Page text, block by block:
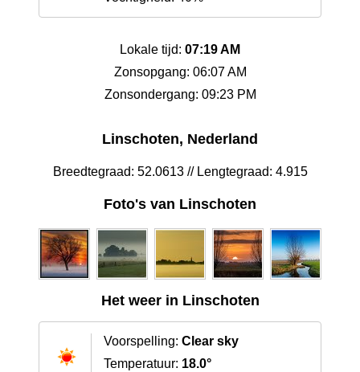
Lokale tijd: 07:19 AM
Zonsopgang: 06:07 AM
Zonsondergang: 09:23 PM
Linschoten, Nederland
Breedtegraad: 52.0613 // Lengtegraad: 4.915
Foto's van Linschoten
Het weer in Linschoten
Voorspelling: Clear sky
Temperatuur: 18.0°